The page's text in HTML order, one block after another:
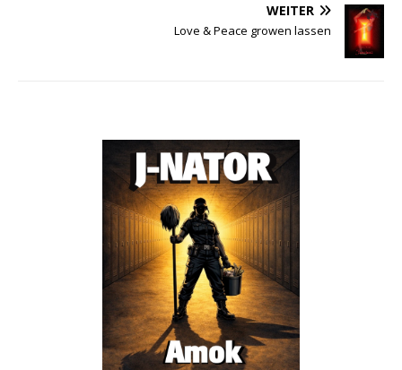
WEITER
Love & Peace growen lassen